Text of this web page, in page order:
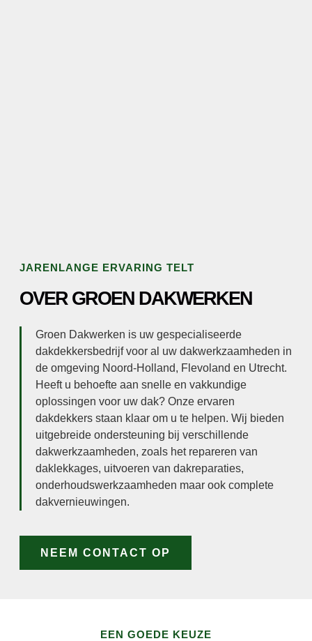
JARENLANGE ERVARING TELT
OVER GROEN DAKWERKEN
Groen Dakwerken is uw gespecialiseerde
dakdekkersbedrijf voor al uw dakwerkzaamheden in
de omgeving Noord-Holland, Flevoland en Utrecht.
Heeft u behoefte aan snelle en vakkundige
oplossingen voor uw dak? Onze ervaren
dakdekkers staan klaar om u te helpen. Wij bieden
uitgebreide ondersteuning bij verschillende
dakwerkzaamheden, zoals het repareren van
daklekkages, uitvoeren van dakreparaties,
onderhoudswerkzaamheden maar ook complete
dakvernieuwingen.
NEEM CONTACT OP
EEN GOEDE KEUZE